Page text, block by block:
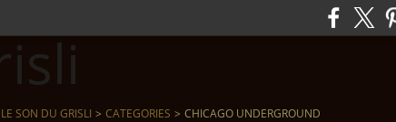
LE SON DU GRISLI > CATEGORIES > CHICAGO UNDERGROUND